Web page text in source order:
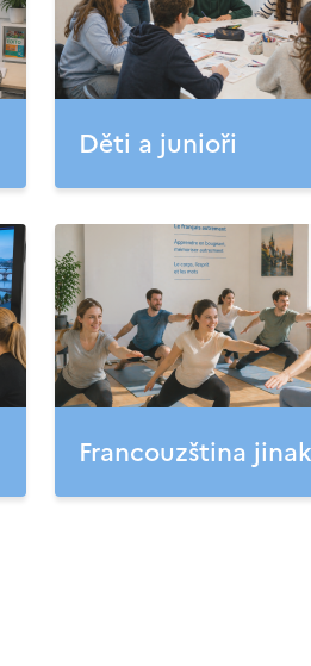
Děti a junioři
Francouzština jinak